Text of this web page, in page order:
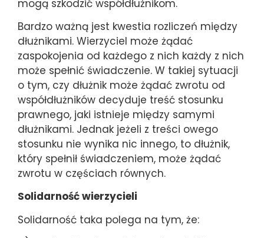
mogą szkodzić współdłużnikom.
Bardzo ważną jest kwestia rozliczeń między
dłużnikami. Wierzyciel może żądać
zaspokojenia od każdego z nich każdy z nich
może spełnić świadczenie. W takiej sytuacji
o tym, czy dłużnik może żądać zwrotu od
współdłużników decyduje treść stosunku
prawnego, jaki istnieje między samymi
dłużnikami. Jednak jeżeli z treści owego
stosunku nie wynika nic innego, to dłużnik,
który spełnił świadczeniem, może żądać
zwrotu w częściach równych.
Solidarność wierzycieli
Solidarność taka polega na tym, że: